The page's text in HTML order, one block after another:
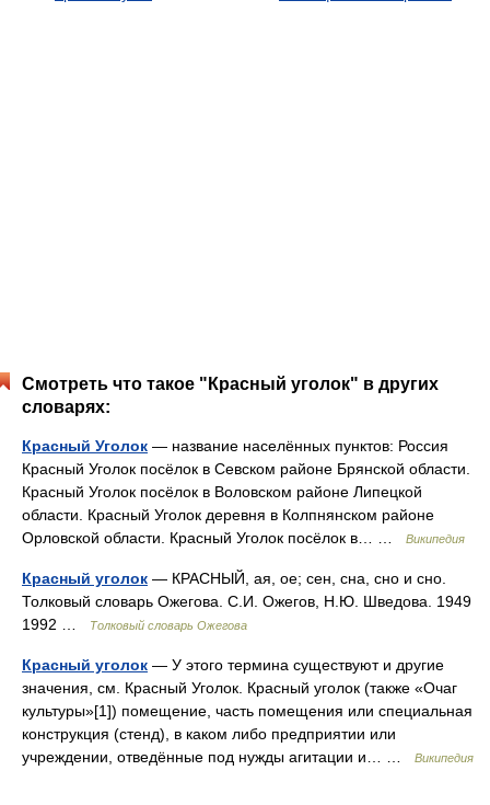
Смотреть что такое "Красный уголок" в других
словарях:
Красный Уголок — название населённых пунктов: Россия
Красный Уголок посёлок в Севском районе Брянской области.
Красный Уголок посёлок в Воловском районе Липецкой
области. Красный Уголок деревня в Колпнянском районе
Орловской области. Красный Уголок посёлок в… …
Википедия
Красный уголок — КРАСНЫЙ, ая, ое; сен, сна, сно и сно.
Толковый словарь Ожегова. С.И. Ожегов, Н.Ю. Шведова. 1949
1992 …
Толковый словарь Ожегова
Красный уголок — У этого термина существуют и другие
значения, см. Красный Уголок. Красный уголок (также «Очаг
культуры»[1]) помещение, часть помещения или специальная
конструкция (стенд), в каком либо предприятии или
учреждении, отведённые под нужды агитации и… …
Википедия